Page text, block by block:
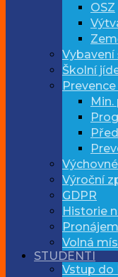
OSZ
Vybavení
Školní
Výroční
GDPR
Historie
Volná
STUDENTI
Vstup do